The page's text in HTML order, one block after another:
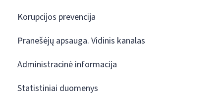
Korupcijos prevencija
Pranešėjų apsauga. Vidinis kanalas
Administracinė informacija
Statistiniai duomenys